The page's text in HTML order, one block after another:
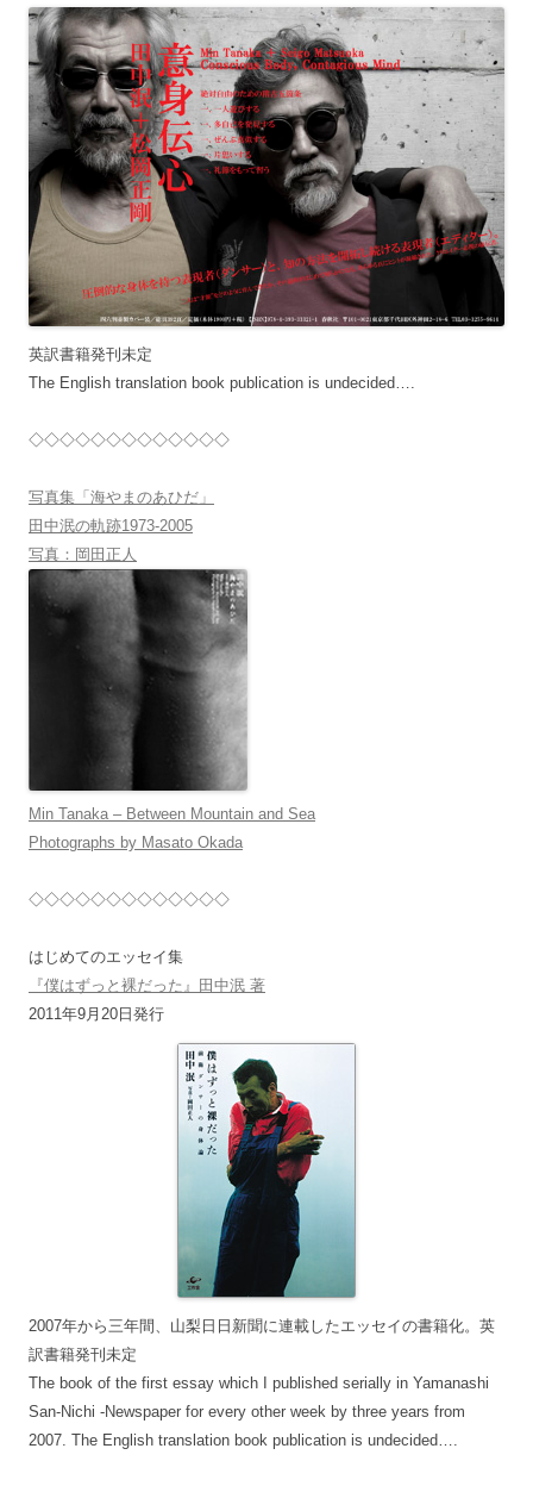
英訳書籍発刊未定
The English translation book publication is undecided….
◇◇◇◇◇◇◇◇◇◇◇◇◇
写真集「海やまのあひだ」
田中泯の軌跡1973-2005
写真：岡田正人
Min Tanaka – Between Mountain and Sea
Photographs by Masato Okada
◇◇◇◇◇◇◇◇◇◇◇◇◇
はじめてのエッセイ集
『僕はずっと裸だった』田中泯 著
2011年9月20日発行
2007年から三年間、山梨日日新聞に連載したエッセイの書籍化。英
訳書籍発刊未定
The book of the first essay which I published serially in Yamanashi
San-Nichi -Newspaper for every other week by three years from
2007. The English translation book publication is undecided….